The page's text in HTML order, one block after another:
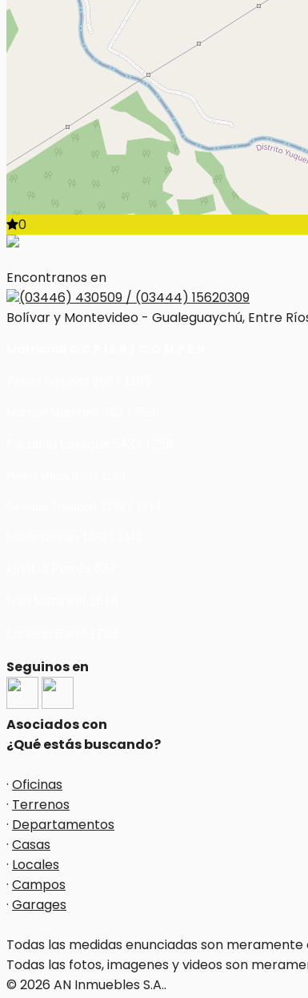
0
Encontranos en
(03446) 430509 / (03444) 15620309
Bolívar y Montevideo - Gualeguaychú, Entre
Seguinos en
Asociados con
¿Qué estás buscando?
· Oficinas
· Terrenos
· Departamentos
· Casas
· Locales
· Campos
· Garages
Todas las medidas enunciadas son
Todas las fotos, imagenes y videos son
© 2026 AN Inmuebles S.A..